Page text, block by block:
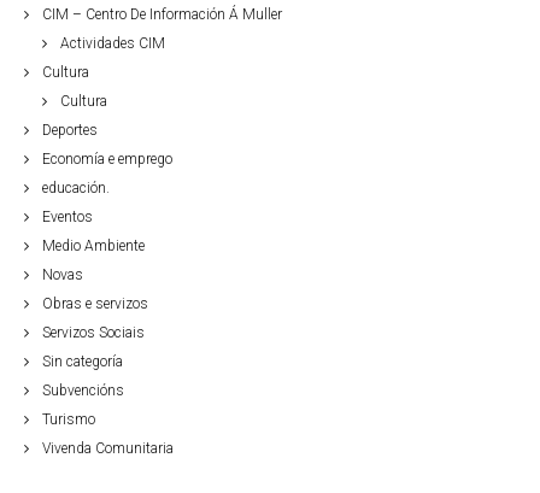
CIM – Centro De Información Á Muller
Actividades CIM
Cultura
Cultura
Deportes
Economía e emprego
educación.
Eventos
Medio Ambiente
Novas
Obras e servizos
Servizos Sociais
Sin categoría
Subvencións
Turismo
Vivenda Comunitaria